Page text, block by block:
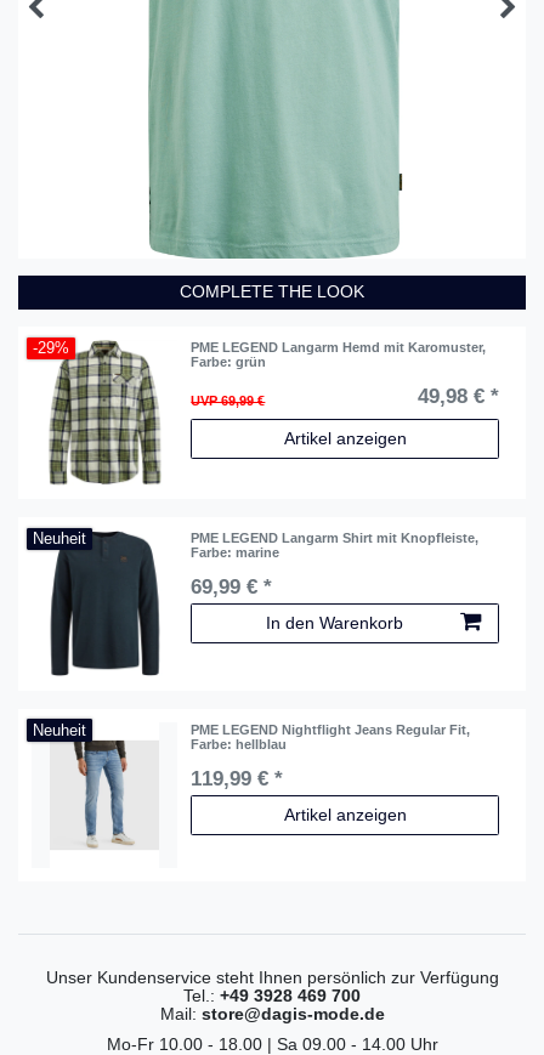
COMPLETE THE LOOK
-29% PME LEGEND Langarm Hemd mit Karomuster,
Farbe: grün
UVP 69,99 € 49,98 € *
Artikel anzeigen
Neuheit PME LEGEND Langarm Shirt mit Knopfleiste,
Farbe: marine
69,99 € *
In den Warenkorb
Neuheit PME LEGEND Nightflight Jeans Regular Fit,
Farbe: hellblau
119,99 € *
Artikel anzeigen
Unser Kundenservice steht Ihnen persönlich zur Verfügung
Tel.: +49 3928 469 700
Mail: store@dagis-mode.de
Mo-Fr 10.00 - 18.00 | Sa 09.00 - 14.00 Uhr